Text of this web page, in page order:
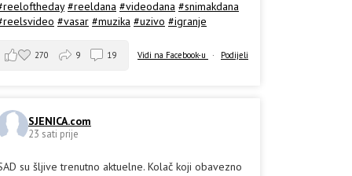
#reeldana #videodana #snimakdana
#vasar #muzika #uzivo #igranje
Vidi na Facebook-u · Podijeli
270 9 19
SJENICA.com
23 sati prije
su šljive trenutno aktuelne. Kolač koji obavezno